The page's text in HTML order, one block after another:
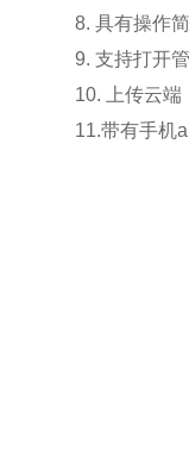
8. 具有操作
9. 支持打开
10. 上传云
11.带有手机